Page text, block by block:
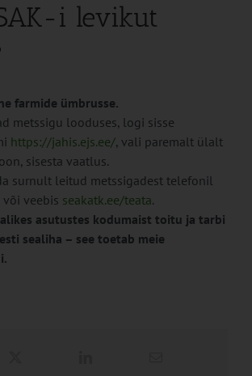
i levikut
farmide ümbrusse.
metssigu looduses, logi sisse
https://jahis.ejs.ee/, vali paremalt ülalt
sisesta vaatlus.
surnult leitud metssigadest telefonil
veebis seakatk.ee/teata.
asutustes kodumaist toitu ja tarbi
sealiha – see toetab meie